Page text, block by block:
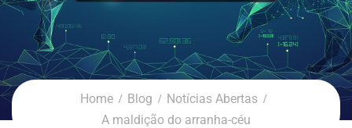
Home Blog
Notícias Abertas
A maldição do arranha-céu